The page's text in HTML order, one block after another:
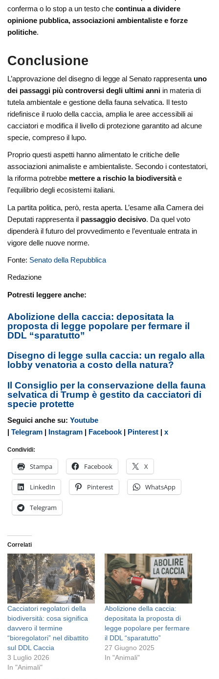
conferma o lo stop a un testo checontinua a dividere
opinione pubblica, associazioni ambientaliste e forze
politiche.
Conclusione
L’approvazione del disegno di legge al Senato rappresenta uno
dei passaggi più controversi degli ultimi anni in materia di
tutela ambientale e gestione della fauna selvatica. Il testo
ridefinisce il ruolo della caccia, amplia le aree accessibili ai
cacciatori e modifica il livello di protezione garantito ad alcune
specie, compreso il lupo.
Proprio questi aspetti hanno alimentato le critiche delle
associazioni animaliste e ambientaliste. Secondo i contestatori,
la riforma potrebbe mettere a rischio la biodiversitàe
l’equilibrio degli ecosistemi italiani.
La partita politica, però, resta aperta. L’esame alla Camera dei
Deputati rappresenta il passaggio decisivo. Da quel voto
dipenderà il futuro del provvedimento e l’eventuale entrata in
vigore delle nuove norme.
Fonte: Senato della Repubblica
Redazione
Potresti leggere anche:
Abolizione della caccia: depositata la
proposta di legge popolare per fermare il
DDL “sparatutto”
Disegno di legge sulla caccia: un regalo alla
lobby venatoria a costo della natura?
Il Consiglio per la conservazione della fauna
selvatica di Trump è gestito da cacciatori di
specie protette
Seguici anche su:Youtube
|Telegram | Instagram | Facebook | Pinterest |x
Condividi:
Stampa Facebook X
LinkedIn Pinterest WhatsApp
Telegram
Correlati
Cacciatori regolatori della
biodiversità: cosa significa
davvero il termine
“bioregolatori” nel dibattito
sul DDL Caccia
3 Luglio 2026
In "Animali"
Abolizione della caccia:
depositata la proposta di
legge popolare per fermare
il DDL “sparatutto”
27 Giugno 2025
In "Animali"